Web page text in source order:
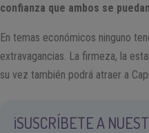
confianza que ambos se
En temas económicos ninguno
extravagancias. La firmeza, la
su vez también podrá atraer a
¡SUSCRÍBETE A